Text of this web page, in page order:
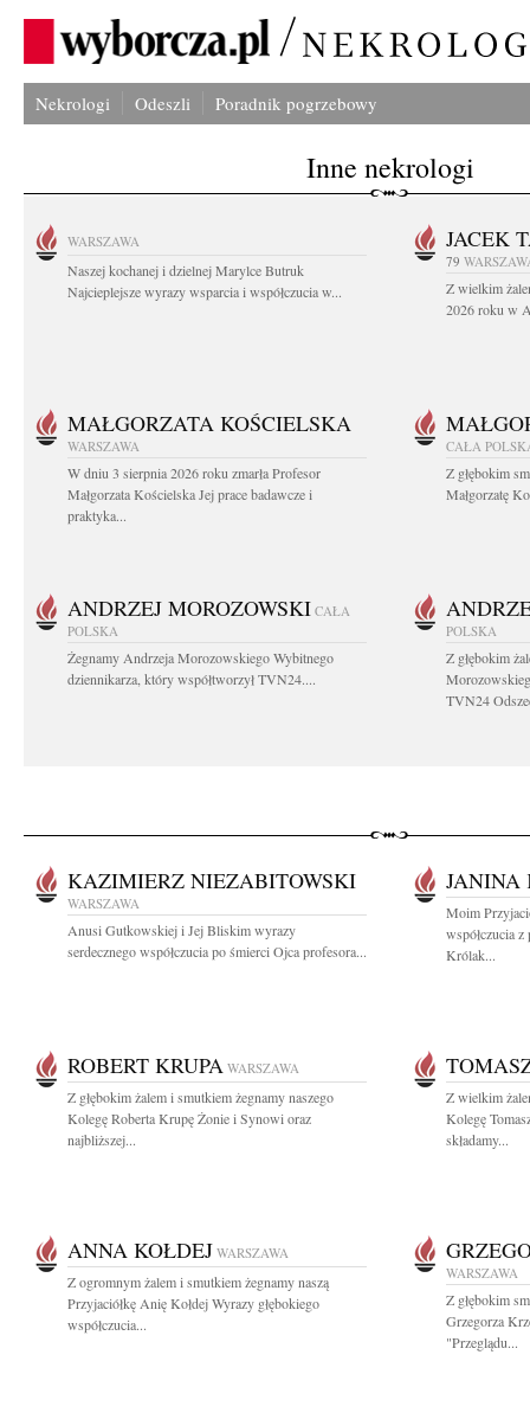
Nekrologi Odeszli Poradnik pogrzebowy
Inne nekrologi
WARSZAWA
Naszej kochanej i dzielnej Marylce Butruk
Najcieplejsze wyrazy wsparcia i współczucia w...
JACEK
79
Z wielkim
2026 roku w
MAŁGORZATA KOŚCIELSKA
WARSZAWA
W dniu 3 sierpnia 2026 roku zmarła Profesor
Małgorzata Kościelska Jej prace badawcze i
praktyka...
CAŁA
Z głębokim
Małgorzatę
ANDRZEJ MOROZOWSKI CAŁA
POLSKA
Żegnamy Andrzeja Morozowskiego Wybitnego
dziennikarza, który współtworzył TVN24....
POLSKA
Z głębokim
TVN24
KAZIMIERZ NIEZABITOWSKI
WARSZAWA
Anusi Gutkowskiej i Jej Bliskim wyrazy
serdecznego współczucia po śmierci Ojca profesora...
JANINA
Moim
współczucia
Królak...
ROBERT KRUPA WARSZAWA
Z głębokim żalem i smutkiem żegnamy naszego
Kolegę Roberta Krupę Żonie i Synowi oraz
najbliższej...
Z wielkim
Kolegę
składamy...
ANNA KOŁDEJ WARSZAWA
Z ogromnym żalem i smutkiem żegnamy naszą
Przyjaciółkę Anię Kołdej Wyrazy głębokiego
współczucia...
WARSZAWA
Z głębokim
Grzegorza
"Przeglądu...